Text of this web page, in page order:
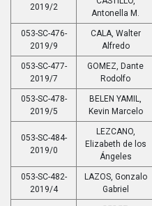
2019/2
Antonella M.
053-SC-476-
2019/9
CALA, Walter
Alfredo
053-SC-477-
2019/7
GOMEZ, Dante
Rodolfo
053-SC-478-
2019/5
BELEN YAMIL,
Kevin Marcelo
053-SC-484-
2019/0
LEZCANO,
Elizabeth de los
Ángeles
053-SC-482-
2019/4
LAZOS, Gonzalo
Gabriel